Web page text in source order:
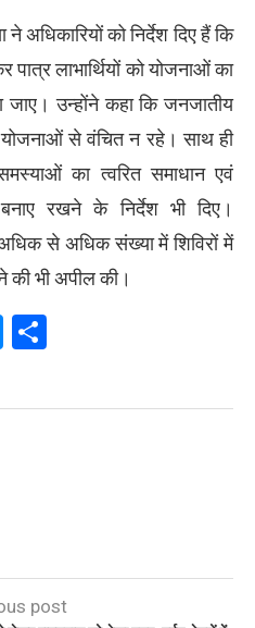
ने अधिकारियों को निर्देश दिए हैं कि
पात्र लाभार्थियों को योजनाओं का
जाए। उन्होंने कहा कि जनजातीय
योजनाओं से वंचित न रहे। साथ ही
का त्वरित समाधान एवं
रखने के निर्देश भी दिए।
अधिक से अधिक संख्या में शिविरों में
की भी अपील की।
Messenger
post